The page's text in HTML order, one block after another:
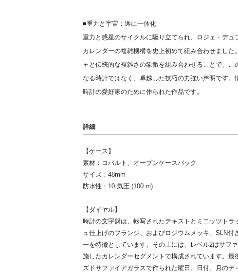
■重力と宇宙：遂に一体化
重力と惑星のサイクルに駆り立てられ、ロジェ・デ
カレンダーの複雑機構を史上初めて組み合わせまし
ャと伝統的な複雑さの象徴を組み合わせることで、
なる時計ではなく、卓越した技巧の力強い声明です。
時計の愛好家のために作られた作品です。
詳細
【ケース】
素材：コバルト、オープンケースバック
サイズ：48mm
防水性：10 気圧 (100 m)
【ダイヤル】
時計の文字盤は、転写されたテキストとミニッツトラ
ュ仕上げのフランジ、およびロジウムメッキ、SLN付
ーを特徴としています。その上には、レベル2はサフ
施したカレンダーセグメントで構成されています。最
ズドサファイアガラスで作られた曜日、日付、月のデ